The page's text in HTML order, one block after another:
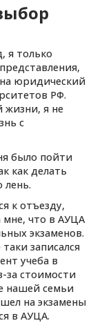
я только
юридический
РФ.
жизни, я не
с
было пойти
как делать
лень.
к отъезду,
мне, что в АУЦА
экзаменов.
записался
учеба в
за стоимости
нашей семьи
на экзамены
в АУЦА.